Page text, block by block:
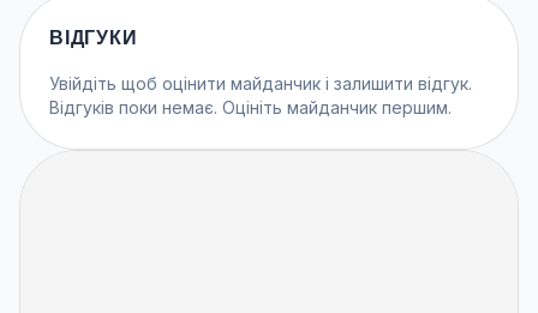
ВІДГУКИ
Увійдіть щоб оцінити майданчик і залишити відгук.
Відгуків поки немає. Оцініть майданчик першим.